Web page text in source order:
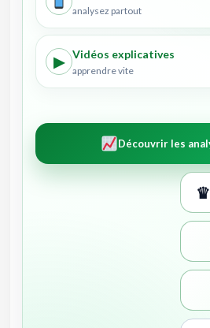
analysez partout
▶ Vidéos explicatives
apprendre vite
Découvrir les
♛